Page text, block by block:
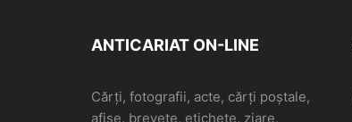
ANTICARIAT ON-LINE
Cărți, fotografii, acte, cărți poștale,
afișe, brevete, etichete, ziare,